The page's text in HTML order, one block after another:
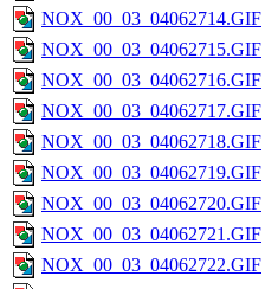
NOX_00_03_04062714.GIF
NOX_00_03_04062715.GIF
NOX_00_03_04062716.GIF
NOX_00_03_04062717.GIF
NOX_00_03_04062718.GIF
NOX_00_03_04062719.GIF
NOX_00_03_04062720.GIF
NOX_00_03_04062721.GIF
NOX_00_03_04062722.GIF